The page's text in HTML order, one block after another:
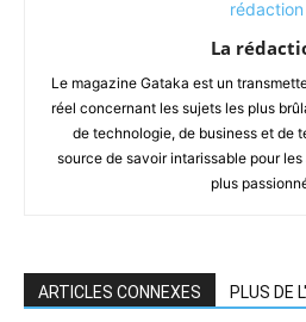
La
Le magazine Gataka est un
réel concernant les sujets les plus
de technologie, de business et de
source de savoir intarissable pour
plus
ARTICLES CONNEXES PLUS DE